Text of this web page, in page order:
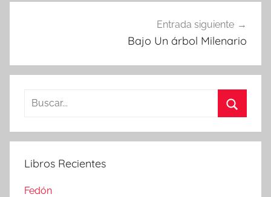
Entrada siguiente
Bajo Un árbol Milenario
Buscar:
Libros Recientes
Fedón